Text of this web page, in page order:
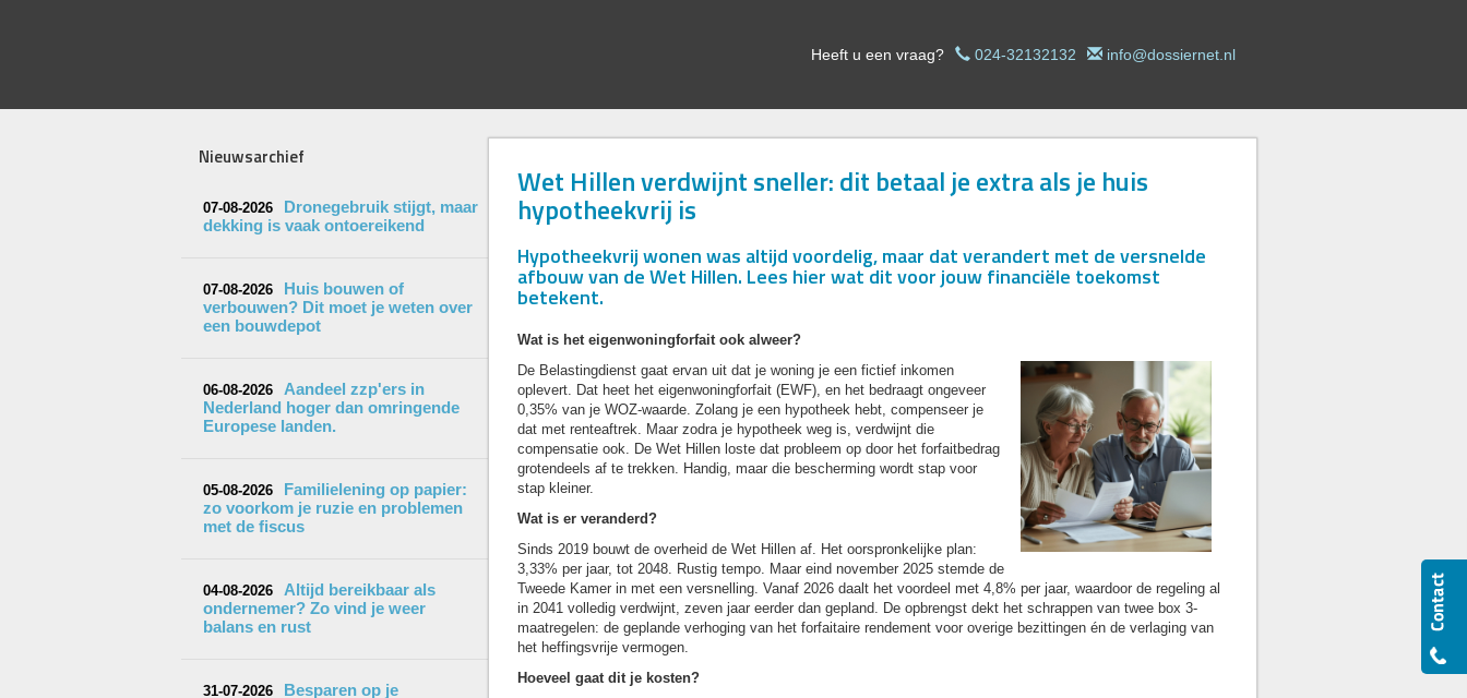
Heeft u een vraag? 024-32132132 info@dossiernet.nl
Nieuwsarchief
07-08-2026
Dronegebruik stijgt, maar
dekking is vaak ontoereikend
07-08-2026
Huis bouwen of
verbouwen? Dit moet je weten over
een bouwdepot
06-08-2026
Aandeel zzp'ers in
Nederland hoger dan omringende
Europese landen.
05-08-2026
Familielening op papier:
zo voorkom je ruzie en problemen
met de fiscus
04-08-2026
Altijd bereikbaar als
ondernemer? Zo vind je weer
balans en rust
31-07-2026
Besparen op je
Wet Hillen verdwijnt sneller: dit betaal je extra als je huis
hypotheekvrij is
Hypotheekvrij wonen was altijd voordelig, maar dat verandert met de versnelde
afbouw van de Wet Hillen. Lees hier wat dit voor jouw financiële toekomst
betekent.
Wat is het eigenwoningforfait ook alweer?
De Belastingdienst gaat ervan uit dat je woning je een fictief inkomen
oplevert. Dat heet het eigenwoningforfait (EWF), en het bedraagt ongeveer
0,35% van je WOZ-waarde. Zolang je een hypotheek hebt, compenseer je
dat met renteaftrek. Maar zodra je hypotheek weg is, verdwijnt die
compensatie ook. De Wet Hillen loste dat probleem op door het forfaitbedrag
grotendeels af te trekken. Handig, maar die bescherming wordt stap voor
stap kleiner.
Wat is er veranderd?
Sinds 2019 bouwt de overheid de Wet Hillen af. Het oorspronkelijke plan:
3,33% per jaar, tot 2048. Rustig tempo. Maar eind november 2025 stemde de
Tweede Kamer in met een versnelling. Vanaf 2026 daalt het voordeel met 4,8% per jaar, waardoor de regeling al
in 2041 volledig verdwijnt, zeven jaar eerder dan gepland. De opbrengst dekt het schrappen van twee box 3-
maatregelen: de geplande verhoging van het forfaitaire rendement voor overige bezittingen én de verlaging van
het heffingsvrije vermogen.
Hoeveel gaat dit je kosten?